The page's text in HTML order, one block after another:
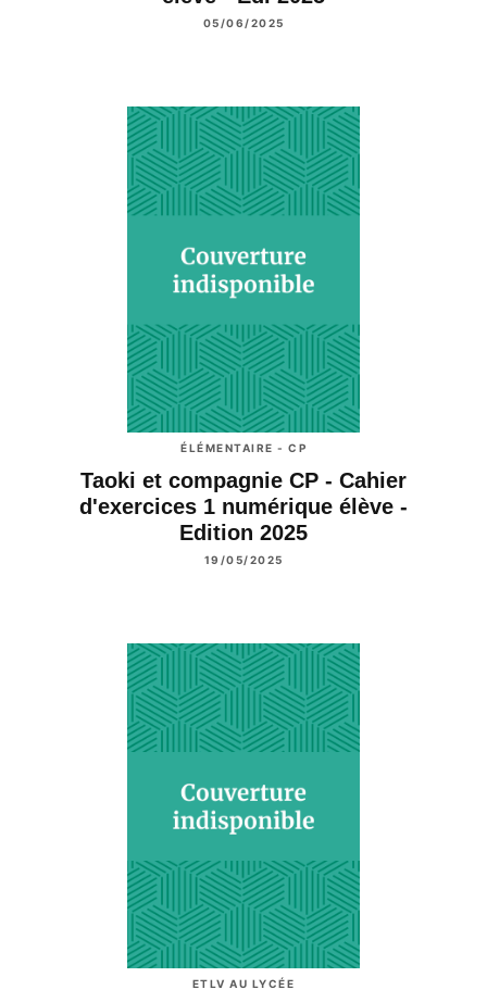
05/06/2025
ÉLÉMENTAIRE - CP
Taoki et compagnie CP - Cahier
d'exercices 1 numérique élève -
Edition 2025
19/05/2025
ETLV AU LYCÉE